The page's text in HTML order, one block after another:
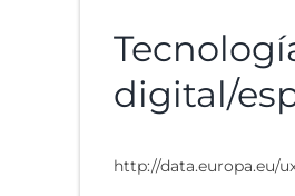
digital/
http://data.europa.eu/